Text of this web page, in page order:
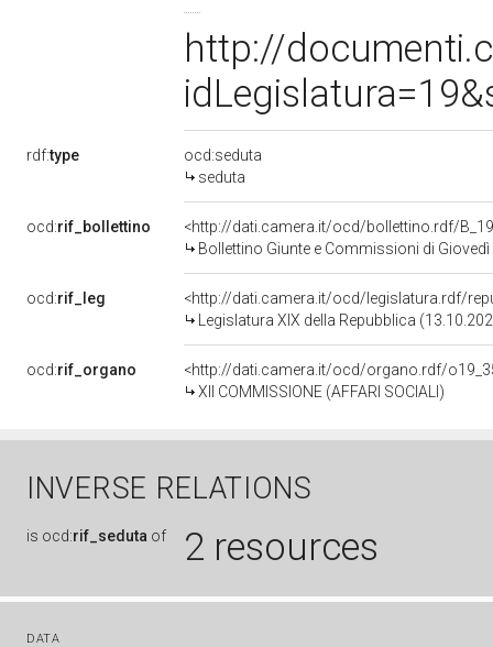
http://
rdf:type
ocd:seduta
seduta
ocd:rif_bollettino
<http://dati.camera.it/ocd/bollettino.rdf/
Bollettino Giunte e Commissioni di
ocd:rif_leg
<http://dati.camera.it/ocd/legislatura.rdf/
Legislatura XIX della Repubblica
ocd:rif_organo
<http://dati.camera.it/ocd/organo.rdf/
XII COMMISSIONE (AFFARI SOCIALI)
INVERSE RELATIONS
is ocd:rif_seduta of 2 resources
DATA